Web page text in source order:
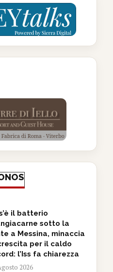
il batterio
sotto la
a Messina, minaccia
per il caldo
l’Iss fa chiarezza
2026